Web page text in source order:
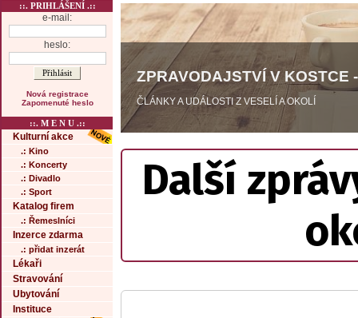
::. PRIHLÁŠENÍ .::
e-mail:
heslo:
Nová registrace
Zapomenuté heslo
::. M E N U .::
Kulturní akce
.: Kino
.: Koncerty
.: Divadlo
.: Sport
Katalog firem
.: Řemeslníci
Inzerce zdarma
.: přidat inzerát
Lékaři
Stravování
Ubytování
Instituce
ZPRAVODAJSTVÍ V KOSTCE
ČLÁNKY A UDÁLOSTI Z VESELÍ A OKOLÍ
Další